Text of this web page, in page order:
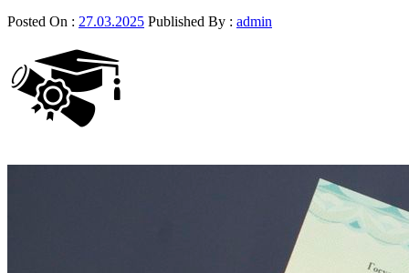
Posted On : 27.03.2025 Published By : admin